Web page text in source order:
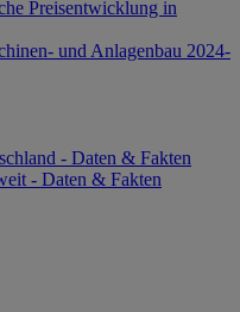
Preisentwicklung in
und Anlagenbau 2024-
- Daten & Fakten
- Daten & Fakten